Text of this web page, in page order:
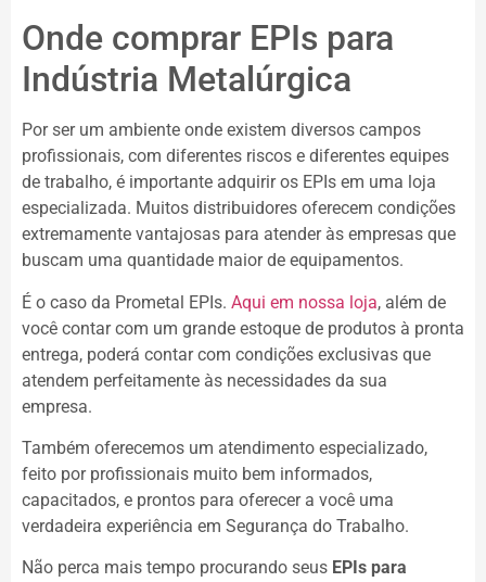
Onde comprar EPIs para
Indústria Metalúrgica
Por ser um ambiente onde existem diversos campos
profissionais, com diferentes riscos e diferentes equipes
de trabalho, é importante adquirir os EPIs em uma loja
especializada. Muitos distribuidores oferecem condições
extremamente vantajosas para atender às empresas que
buscam uma quantidade maior de equipamentos.
É o caso da Prometal EPIs. Aqui em nossa loja, além de
você contar com um grande estoque de produtos à pronta
entrega, poderá contar com condições exclusivas que
atendem perfeitamente às necessidades da sua
empresa.
Também oferecemos um atendimento especializado,
feito por profissionais muito bem informados,
capacitados, e prontos para oferecer a você uma
verdadeira experiência em Segurança do Trabalho.
Não perca mais tempo procurando seus EPIs para